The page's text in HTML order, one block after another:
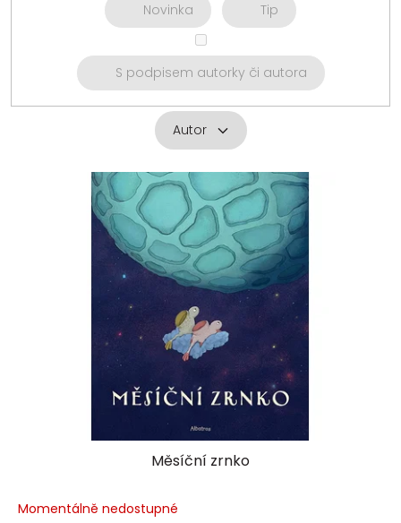
Novinka Tip
S podpisem autorky či autora
Autor
Měsíční zrnko
Momentálně nedostupné